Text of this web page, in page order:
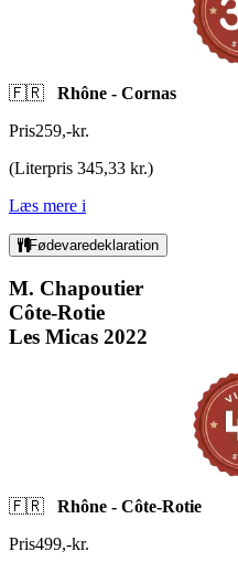
🇫🇷 Rhône - Cornas
Pris259,-kr.
(Literpris 345,33 kr.)
Læs mere i
Fødevaredeklaration
M. Chapoutier
Côte-Rotie
Les Micas 2022
🇫🇷 Rhône - Côte-Rotie
Pris499,-kr.